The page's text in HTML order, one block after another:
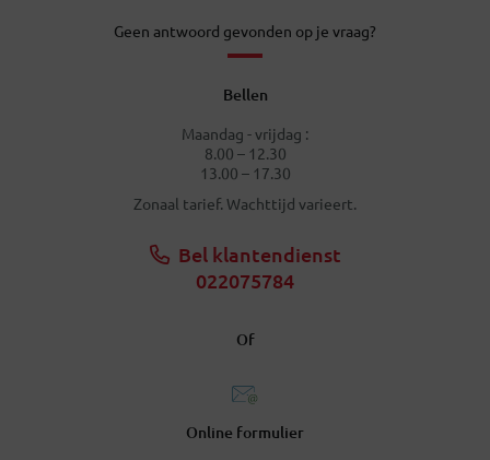
Geen antwoord gevonden op je vraag?
Bellen
Maandag - vrijdag :
8.00 – 12.30
13.00 – 17.30
Zonaal tarief. Wachttijd varieert.
Bel klantendienst
022075784
Of
Online formulier